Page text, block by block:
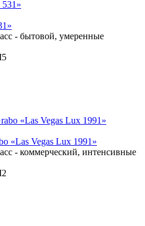
- бытовой, умеренные
«Las Vegas Lux 1991»
- коммерческий, интенсивные